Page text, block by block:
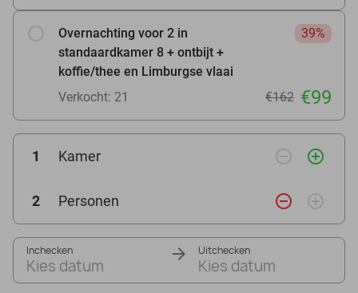
Overnachting voor 2 in
standaardkamer 8 + ontbijt +
koffie/thee en Limburgse vlaai
39%
Verkocht: 21 €162 €99
1 Kamer remove_circle_outline add_circle_outline
2 Personen remove_circle_outline add_circle_outline
Inchecken
Kies datum
Uitchecken
Kies datum